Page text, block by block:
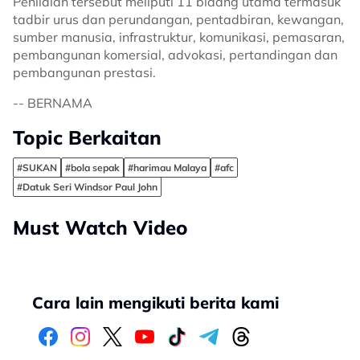
tadbir urus dan perundangan, pentadbiran, kewangan,
sumber manusia, infrastruktur, komunikasi, pemasaran,
pembangunan komersial, advokasi, pertandingan dan
pembangunan prestasi.
-- BERNAMA
Topic Berkaitan
#SUKAN #bola sepak #harimau Malaya
#afc
#Datuk Seri Windsor Paul John
Must Watch Video
Cara lain mengikuti berita kami